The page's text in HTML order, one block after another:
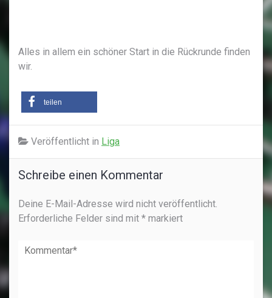
Alles in allem ein schöner Start in die Rückrunde finden
wir.
teilen
Veröffentlicht in Liga
Schreibe einen Kommentar
Deine E-Mail-Adresse wird nicht veröffentlicht.
Erforderliche Felder sind mit * markiert